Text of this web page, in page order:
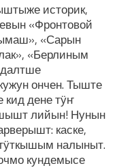
историк,
«Фронтовой
«Сарын
«Берлиным
ончен. Тыште
кид дене тӱҥ
лийын! Нунын
каске,
налыныт.
кундемысе